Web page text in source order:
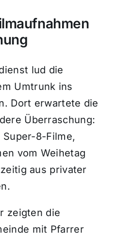
lud die
Umtrunk ins
Dort erwartete die
Überraschung:
8-Filme,
vom Weihetag
aus privater
zeigten die
mit Pfarrer